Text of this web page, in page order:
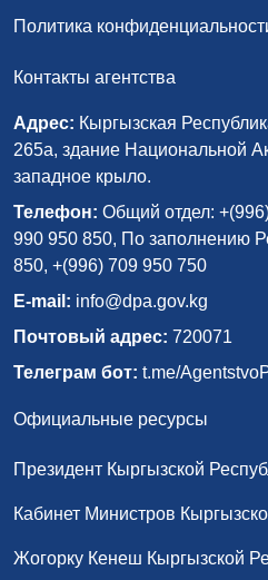
Политика
Контакты агентства
Адрес: Кыргызская
265а, здание Национальной
западное крыло.
Телефон: Общий отдел:
990 950 850, По заполнению
850, +(996) 709 950 750
E-mail: info@dpa.gov.kg
Почтовый адрес: 720071
Телеграм бот: t.me/
Официальные ресурсы
Президент Кыргызской
Кабинет Министров
Жогорку Кенеш Кыргызской